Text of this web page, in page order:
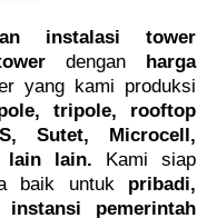
instalasi tower
dengan harga
yang kami produksi
tripole, rooftop
Sutet, Microcell,
lain lain. Kami siap
baik untuk pribadi,
instansi pemerintah